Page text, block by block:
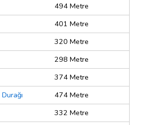
494 Metre
401 Metre
320 Metre
298 Metre
374 Metre
474 Metre
332 Metre